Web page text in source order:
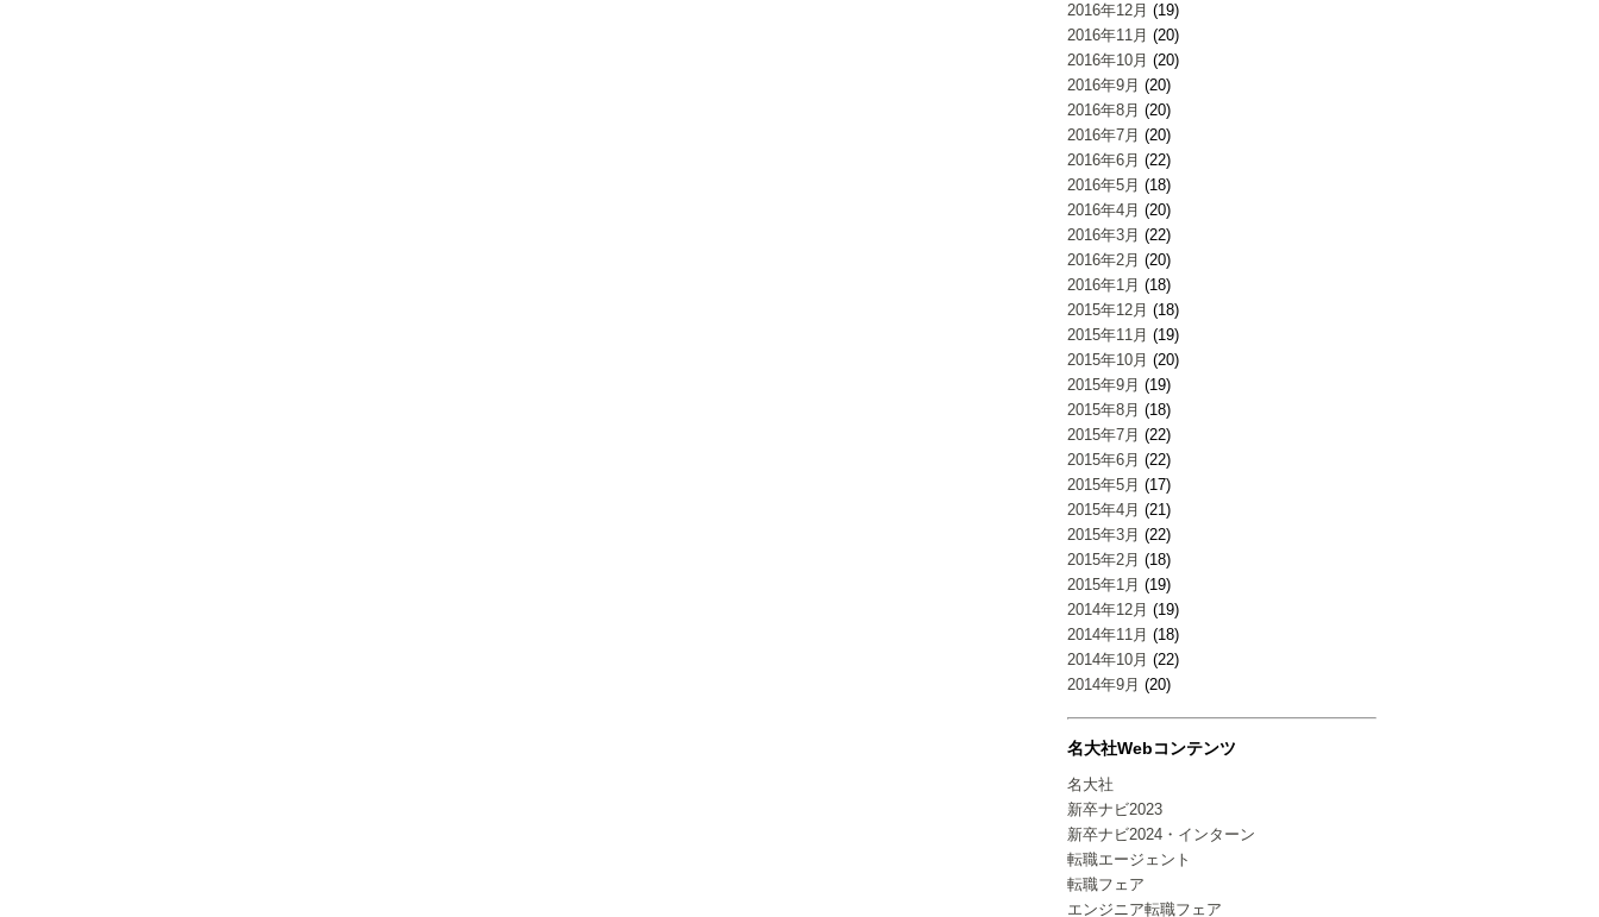
2016年12月 (19)
2016年11月 (20)
2016年10月 (20)
2016年9月 (20)
2016年8月 (20)
2016年7月 (20)
2016年6月 (22)
2016年5月 (18)
2016年4月 (20)
2016年3月 (22)
2016年2月 (20)
2016年1月 (18)
2015年12月 (18)
2015年11月 (19)
2015年10月 (20)
2015年9月 (19)
2015年8月 (18)
2015年7月 (22)
2015年6月 (22)
2015年5月 (17)
2015年4月 (21)
2015年3月 (22)
2015年2月 (18)
2015年1月 (19)
2014年12月 (19)
2014年11月 (18)
2014年10月 (22)
2014年9月 (20)
名大社Webコンテンツ
名大社
新卒ナビ2023
新卒ナビ2024・インターン
転職エージェント
転職フェア
エンジニア転職フェア